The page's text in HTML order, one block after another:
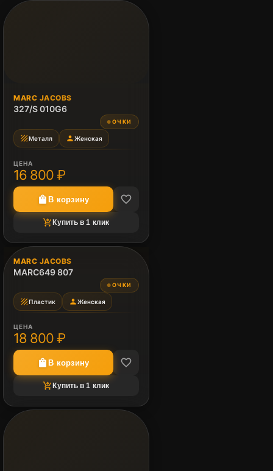
MARC JACOBS
327/S 010G6
● ОЧКИ
textureМеталл personЖенская
ЦЕНА
16 800 ₽
shopping_bagВ корзину favorite_border
shopping_cart_checkoutКупить в 1 клик
image_not_supported
MARC JACOBS
MARC649 807
● ОЧКИ
textureПластик personЖенская
ЦЕНА
18 800 ₽
shopping_bagВ корзину favorite_border
shopping_cart_checkoutКупить в 1 клик